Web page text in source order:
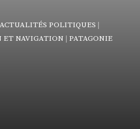
ACTUALITÉS POLITIQUES |
ET NAVIGATION | PATAGONIE